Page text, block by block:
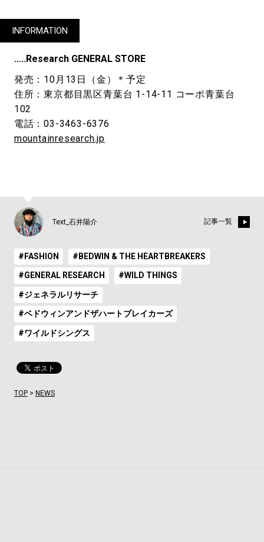
INFORMATION
…..Research GENERAL STORE
発売：10月13日（金）＊予定
住所：東京都目黒区青葉台 1-14-11 コーポ青葉台
102
電話：03-3463-6376
mountainresearch.jp
Text_石井陽介 記事一覧
#FASHION #BEDWIN & THE HEARTBREAKERS
#GENERAL RESEARCH #WILD THINGS
#ジェネラルリサーチ
#ベドウィンアンドザハートブレイカーズ
#ワイルドシングス
TOP> NEWS